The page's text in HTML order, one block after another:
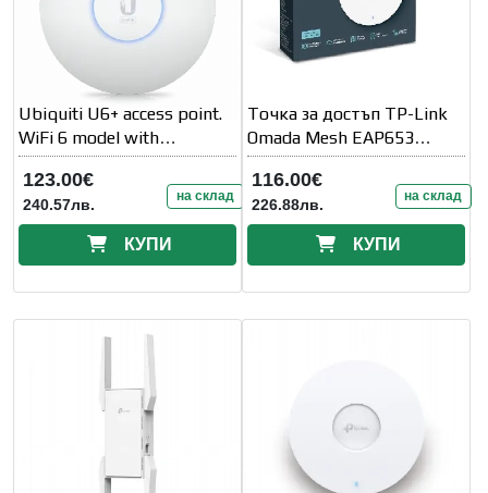
Ubiquiti U6+ access point.
WiFi 6 model with
throughput rate of 573.5
Mbps at 2.4 GHz and
123.00€
240.57лв. на склад
КУПИ
Точка за достъп TP-Link
Omada Mesh EAP653
AX3000 Ceiling Mount WiFi
6116.00€
226.88лв. на склад
КУПИ